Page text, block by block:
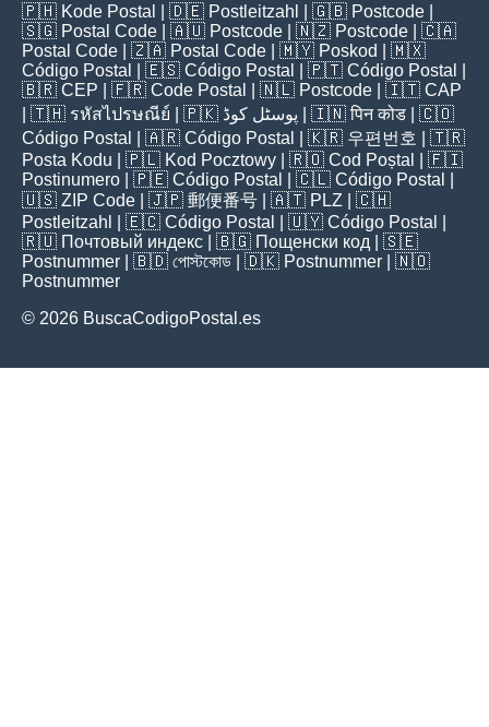
🇵🇭 Kode Postal | 🇩🇪 Postleitzahl | 🇬🇧 Postcode
🇸🇬 Postal Code | 🇦🇺 Postcode | 🇳🇿 Postcode | 🇨🇦
Postal Code | 🇿🇦 Postal Code | 🇲🇾 Poskod
| 🇲🇽
Código Postal
| 🇪🇸 Código Postal | 🇵🇹 Código Postal
🇧🇷 CEP | 🇫🇷 Code Postal | 🇳🇱 Postcode | 🇮🇹 CAP
| 🇹🇭 รหัสไปรษณีย์ | 🇵🇰 پوسٹل کوڈ | 🇮🇳पिन कोड | 🇨🇴
Código Postal
| 🇦🇷 Código Postal | 🇰🇷 우편번호
| 🇹🇷
Posta Kodu | 🇵🇱 Kod Pocztowy | 🇷🇴 Cod Poștal
| 🇫🇮
Postinumero | 🇵🇪 Código Postal | 🇨🇱 Código Postal
🇺🇸 ZIP Code | 🇯🇵 郵便番号 | 🇦🇹 PLZ | 🇨🇭
Postleitzahl
| 🇪🇨 Código Postal | 🇺🇾 Código Postal
🇷🇺 Почтовый индекс | 🇧🇬 Пощенски код | 🇸🇪
Postnummer | 🇧🇩 পোস্টকোড | 🇩🇰 Postnummer | 🇳🇴
Postnummer
© 2026 BuscaCodigoPostal.es